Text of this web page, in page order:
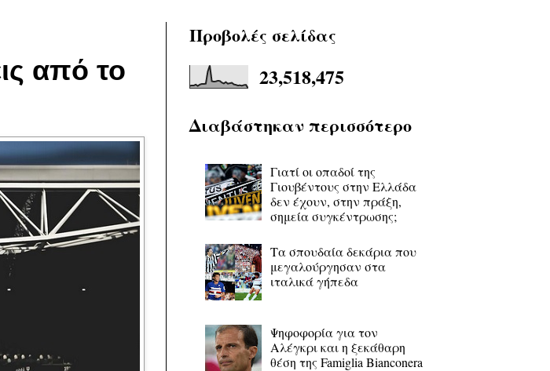
από το
Προβολές σελίδας
23,518,475
Διαβάστηκαν περισσότερο
Γιατί οι οπαδοί της
Γιουβέντους στην Ελλάδα
δεν έχουν, στην πράξη,
σημεία συγκέντρωσης;
Τα σπουδαία δεκάρια που
μεγαλούργησαν στα
ιταλικά γήπεδα
Ψηφοφορία για τον
Αλέγκρι και η ξεκάθαρη
θέση της Famiglia Bianconera